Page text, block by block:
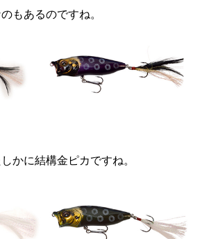
もあるのですね。
かに結構金ピカですね。